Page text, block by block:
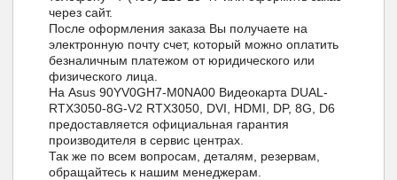
через сайт.
После оформления заказа Вы получаете на
электронную почту счет, который можно оплатить
безналичным платежом от юридического или
физического лица.
На Asus 90YV0GH7-M0NA00 Видеокарта DUAL-
RTX3050-8G-V2 RTX3050, DVI, HDMI, DP, 8G, D6
предоставляется официальная гарантия
производителя в сервис центрах.
Так же по всем вопросам, деталям, резервам,
обращайтесь к нашим менеджерам.